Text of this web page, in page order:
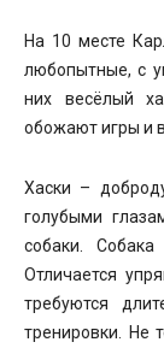
На 10 месте
любопытные, с
них весёлый
обожают игры и
Хаски –
голубыми
собаки.
Отличается
требуются
тренировки. Не